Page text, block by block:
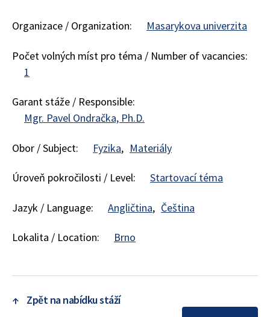
Organizace / Organization: Masarykova univerzita
Počet volných míst pro téma / Number of vacancies:
1
Garant stáže / Responsible:
Mgr. Pavel Ondračka, Ph.D.
Obor / Subject: Fyzika Materiály
Úroveň pokročilosti / Level: Startovací téma
Jazyk / Language: Angličtina Čeština
Lokalita / Location: Brno
↑ Zpět na nabídku stáží